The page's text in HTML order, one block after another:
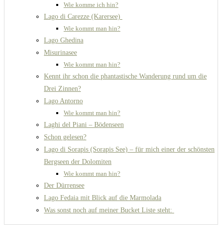
Wie komme ich hin?
Lago di Carezze (Karersee)
Wie kommt man hin?
Lago Ghedina
Misurinasee
Wie kommt man hin?
Kennt ihr schon die phantastische Wanderung rund um die
Drei Zinnen?
Lago Antorno
Wie kommt man hin?
Laghi del Piani – Bödenseen
Schon gelesen?
Lago di Sorapis (Sorapis See) – für mich einer der schönsten
Bergseen der Dolomiten
Wie kommt man hin?
Der Dürrensee
Lago Fedaia mit Blick auf die Marmolada
Was sonst noch auf meiner Bucket Liste steht: